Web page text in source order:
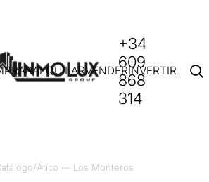
ALQUILARVENDERINVERTIR
+34
609
868
314
/Ático — Los Monteros